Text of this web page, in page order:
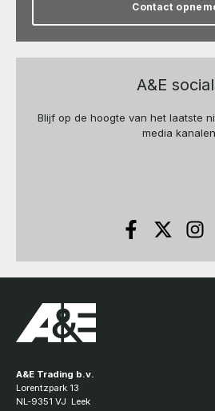
Contact
A&E
Blijf op de hoogte van het laatste
media kanalen
A&E Trading b.v.
Lorentzpark 13
NL-9351 VJ Leek